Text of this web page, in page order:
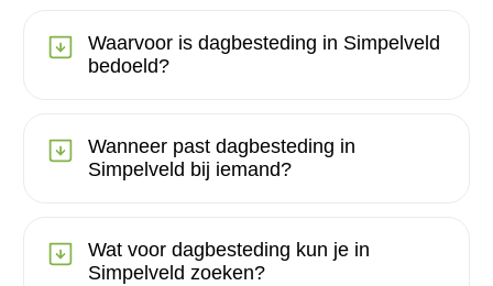
Waarvoor is dagbesteding in Simpelveld
bedoeld?
Wanneer past dagbesteding in
Simpelveld bij iemand?
Wat voor dagbesteding kun je in
Simpelveld zoeken?